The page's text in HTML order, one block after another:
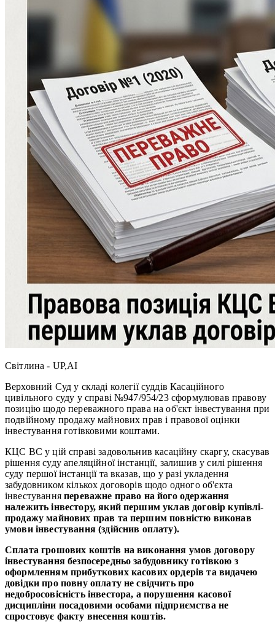
Світлина - UP,AI
Верховний Суд у складі колегії суддів Касаційного
цивільного суду у справі №947/954/23 сформулював правову
позицію щодо переважного права на об'єкт інвестування при
подвійному продажу майнових прав і правової оцінки
інвестування готівковими коштами.
КЦС ВС у цій справі задовольнив касаційну скаргу, скасував
рішення суду апеляційної інстанції, залишив у силі рішення
суду першої інстанції та вказав, що у разі укладення
забудовником кількох договорів щодо одного об'єкта
інвестуванняпереважне право на його одержання
належить інвестору, який першим уклав договір купівлі-
продажу майнових прав та першим повністю виконав
умови інвестування (здійснив оплату).
Сплата грошових коштів на виконання умов договору
інвестування безпосередньо забудовнику готівкою з
оформленням прибуткових касових ордерів та видачею
довідки про повну оплату не свідчить про
недобросовісність інвестора, а порушення касової
дисципліни посадовими особами підприємства не
спростовує факту внесення коштів.